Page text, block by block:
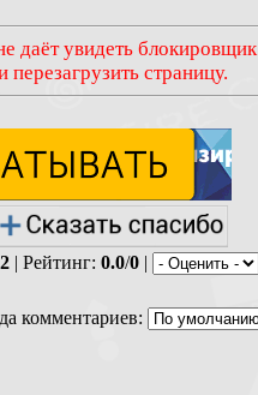
даёт увидеть блокировщик
страницу.
2 | Рейтинг: 0.0/0 |
комментариев: